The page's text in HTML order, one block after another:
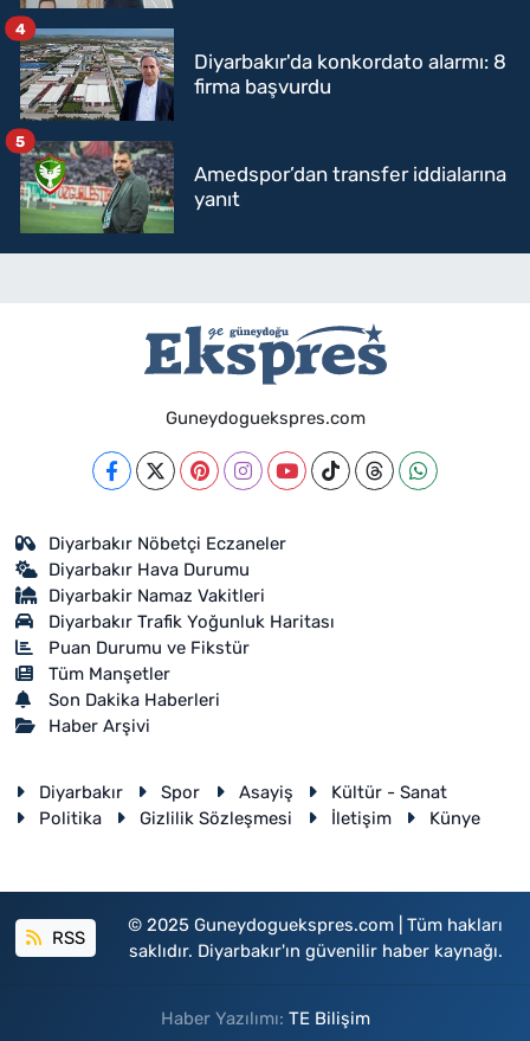
Diyarbakır'da konkordato alarmı: 8
firma başvurdu
4
Amedspor’dan transfer iddialarına
yanıt
5
Guneydoguekspres.com
Diyarbakır Nöbetçi Eczaneler
Diyarbakır Hava Durumu
Diyarbakir Namaz Vakitleri
Diyarbakır Trafik Yoğunluk Haritası
Puan Durumu ve Fikstür
Tüm Manşetler
Son Dakika Haberleri
Haber Arşivi
Diyarbakır Spor Asayiş
Kültür - Sanat
Politika
Gizlilik Sözleşmesi İletişim Künye
RSS
© 2025 Guneydoguekspres.com | Tüm hakları
saklıdır. Diyarbakır'ın güvenilir haber kaynağı.
Haber Yazılımı: TE Bilişim